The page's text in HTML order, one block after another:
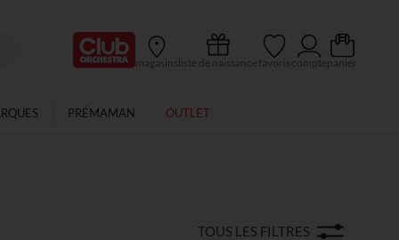
Ma Carte Club
magasins liste de naissance favoris compte panier
PRÉMAMAN OUTLET
TOUS LES FILTRES